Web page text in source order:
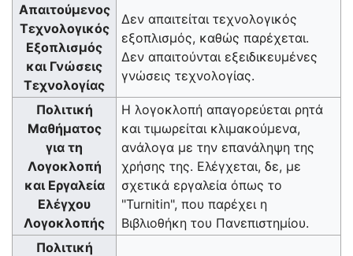
Απαιτούμενος
Τεχνολογικός
Εξοπλισμός
και Γνώσεις
Τεχνολογίας
Δεν απαιτείται τεχνολογικός
εξοπλισμός, καθώς παρέχεται.
Δεν απαιτούνται εξειδικευμένες
γνώσεις τεχνολογίας.
Πολιτική
Μαθήματος
για τη
Λογοκλοπή
και Εργαλεία
Ελέγχου
Λογοκλοπής
Η λογοκλοπή απαγορεύεται ρητά
και τιμωρείται κλιμακούμενα,
ανάλογα με την επανάληψη της
χρήσης της. Ελέγχεται, δε, με
σχετικά εργαλεία όπως το
"Turnitin", που παρέχει η
Βιβλιοθήκη του Πανεπιστημίου.
Πολιτική